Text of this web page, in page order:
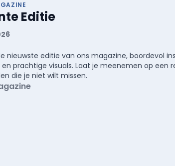
Editie
nieuwste editie van ons magazine, boordevol
prachtige visuals. Laat je meenemen op een
die je niet wilt missen.